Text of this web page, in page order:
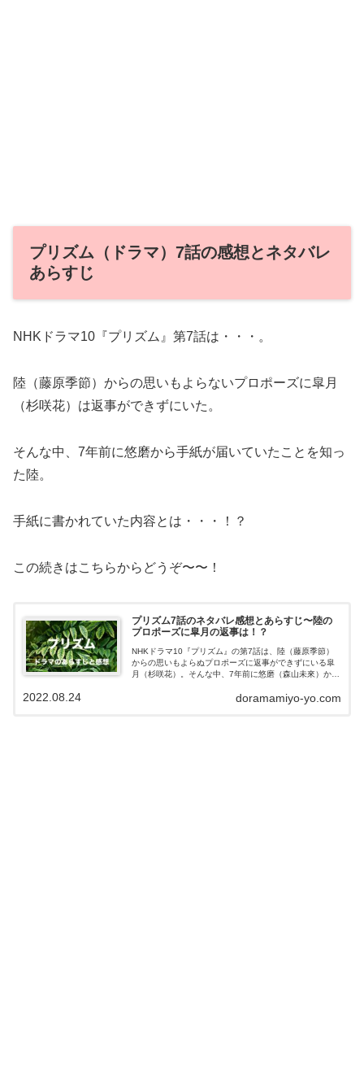
プリズム（ドラマ）7話の感想とネタバレ
あらすじ
NHKドラマ10『プリズム』第7話は・・・。
陸（藤原季節）からの思いもよらないプロポーズに皐月
（杉咲花）は返事ができずにいた。
そんな中、7年前に悠磨から手紙が届いていたことを知っ
た陸。
手紙に書かれていた内容とは・・・！？
この続きはこちらからどうぞ〜〜！
プリズム7話のネタバレ感想とあらすじ〜陸の
プロポーズに皐月の返事は！？
NHKドラマ10『プリズム』の第7話は、陸（藤原季節）
からの思いもよらぬプロポーズに返事ができずにいる皐
月（杉咲花）。そんな中、7年前に悠磨（森山未來）から
マ『プリズム』第7話のあらすじやネ...doramamiyo-yo.com
2022.08.24